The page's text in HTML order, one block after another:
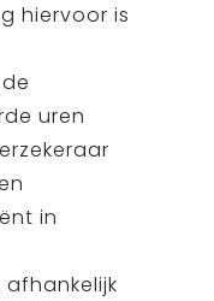
hiervoor is
uren
in
afhankelijk